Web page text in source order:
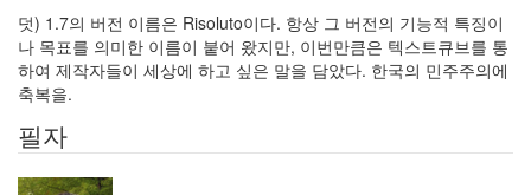
덧) 1.7의 버전 이름은 Risoluto이다. 항상 그 버전의 기능적 특징이
나 목표를 의미한 이름이 붙어 왔지만, 이번만큼은 텍스트큐브를 통
하여 제작자들이 세상에 하고 싶은 말을 담았다. 한국의 민주주의에
축복을.
필자